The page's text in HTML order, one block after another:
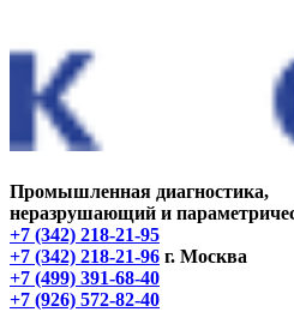
Промышленная диагностика,
неразрушающий и
+7 (342) 218-21-95
+7 (342) 218-21-96 г. Москва
+7 (499) 391-68-40
+7 (926) 572-82-40